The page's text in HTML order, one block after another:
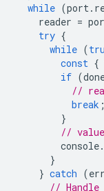
while (port.
reader =
try {
while (
const {
if (
//
break ;
}
//
console.
}
} catch (
//